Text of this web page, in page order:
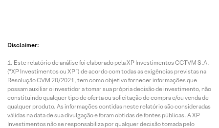
Disclaimer:
Este relatório de análise foi elaborado pela XP Investimentos CCTVM S.A.
(“XP Investimentos ou XP”) de acordo com todas as exigências previstas na
Resolução CVM 20/2021, tem como objetivo fornecer informações que
possam auxiliar o investidor a tomar sua própria decisão de investimento, não
constituindo qualquer tipo de oferta ou solicitação de compra e/ou venda de
qualquer produto. As informações contidas neste relatório são consideradas
válidas na data de sua divulgação e foram obtidas de fontes públicas. A XP
Investimentos não se responsabiliza por qualquer decisão tomada pelo